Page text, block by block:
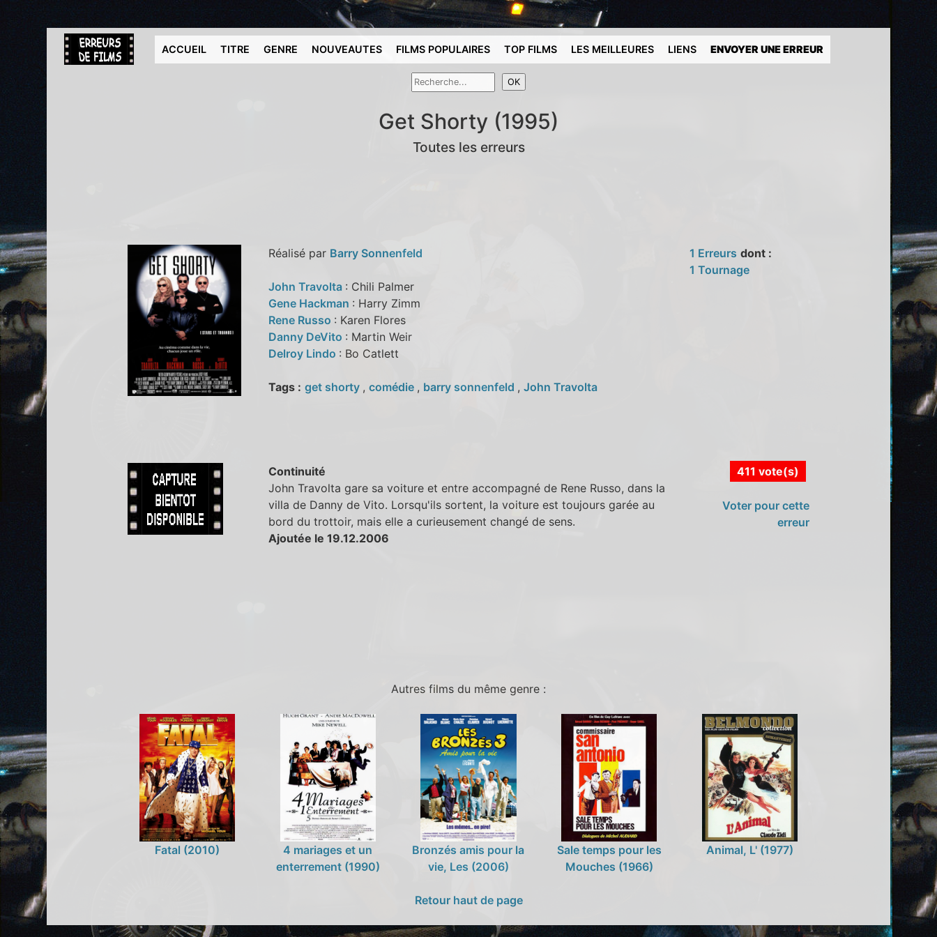
ACCUEIL TITRE GENRE NOUVEAUTES FILMS POPULAIRES TOP FILMS LES MEILLEURES LIENS ENVOYER UNE ERREUR
Get Shorty (1995)
Toutes les erreurs
Réalisé par Barry Sonnenfeld
John Travolta : Chili Palmer
Gene Hackman : Harry Zimm
Rene Russo : Karen Flores
Danny DeVito : Martin Weir
Delroy Lindo : Bo Catlett
Tags : get shorty , comédie , barry sonnenfeld , John Travolta
1 Erreurs dont :
1 Tournage
Continuité
John Travolta gare sa voiture et entre accompagné de Rene Russo, dans la
villa de Danny de Vito. Lorsqu'ils sortent, la voiture est toujours garée au
bord du trottoir, mais elle a curieusement changé de sens.
Ajoutée le 19.12.2006
411 vote(s)
Voter pour cette
erreur
Autres films du même genre :
Fatal (2010)
4 mariages et un
enterrement (1990)
Bronzés amis pour la
vie, Les (2006)
Sale temps pour les
Mouches (1966)
Animal, L' (1977)
Retour haut de page